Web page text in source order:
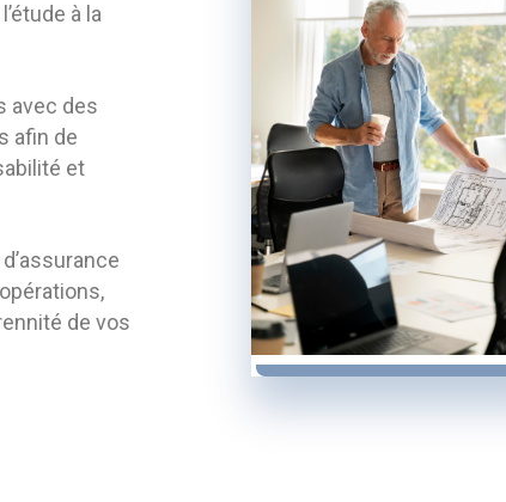
à la
avec des
afin de
et
de vos